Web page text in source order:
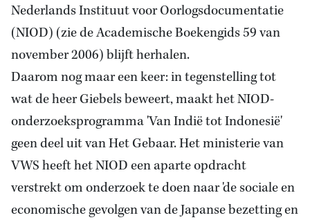
Nederlands Instituut voor Oorlogsdocumentatie
(NIOD) (zie de Academische Boekengids 59 van
november 2006) blijft herhalen.
Daarom nog maar een keer: in tegenstelling tot
wat de heer Giebels beweert, maakt het NIOD-
onderzoeksprogramma 'Van Indië tot Indonesië'
geen deel uit van Het Gebaar. Het ministerie van
VWS heeft het NIOD een aparte opdracht
verstrekt om onderzoek te doen naar 'de sociale en
economische gevolgen van de Japanse bezetting en